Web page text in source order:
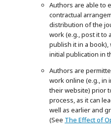
Authors are able to
contractual
distribution of the
work (e.g., post it to
publish it in a
initial publication in
Authors are
work online (e.g., in
their website) prior
process, as it can
well as earlier and
(See The Effect of